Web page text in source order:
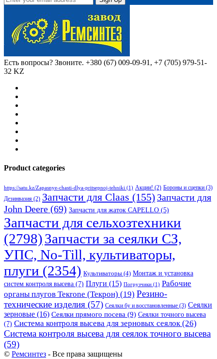
Есть вопросы? Звоните. +380 (67) 009-09-91, +7 (705) 979-51-
32 KZ
Product categories
https://satu.kz/Zapasnye-chasti-dlya-pritsepnoj-tehniki (1) Акции! (2) Бороны и сцепки (3)
Дезинвазия (2) Запчасти для Claas (155) Запчасти для
John Deere (69) Запчасти для жаток CAPELLO (5)
Запчасти для сельхозтехники
(2798)Запчасти за сеялки СЗ,
УПС, No-Till, культиваторы,
плуги (2354) Культиваторы (4) Монтаж и установка
систем контроля высева (7) Плуги (15) Погрузчики (1) Рабочие
органы плугов Текrоne (Текрон) (19) Резино-
технические изделия (57) Сеялки бу и восстановленные (3) Сеялки
зерновые (16) Сеялки прямого посева (9) Сеялки точного высева
(7) Система контроля высева для зерновых сеялок(26)
Система контроля высева для сеялок точного высева
(59)
© Ремсинтез - Все права защищены